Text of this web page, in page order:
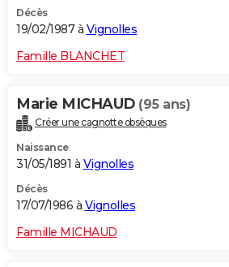
Décès
19/02/1987 à Vignolles
Famille BLANCHET
Marie MICHAUD (95 ans)
Créer une cagnotte obsèques
Naissance
31/05/1891 à Vignolles
Décès
17/07/1986 à Vignolles
Famille MICHAUD